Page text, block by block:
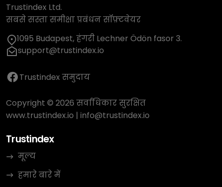
Trustindex Ltd.
सबसे सस्ता समीक्षा प्रबंधन सॉफ़्टवेयर
1095 Budapest, हंगरी Lechner Ödön fasor 3.
support@trustindex.io
Trustindex समुदाय
Copyright © 2026 सर्वाधिकार सुरक्षित
www.trustindex.io | info@trustindex.io
Trustindex
मूल्य
हमारे बारे में